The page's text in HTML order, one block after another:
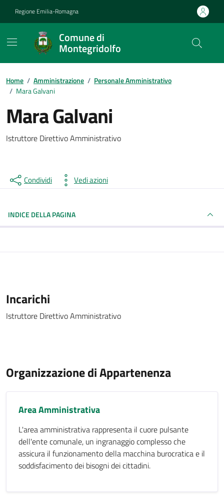
Regione Emilia-Romagna
Comune di
Montegridolfo
Contenuti in evidenza
Home / Amministrazione / Personale Amministrativo
/ Mara Galvani
Mara Galvani
Istruttore Direttivo Amministrativo
Condividi Vedi azioni
INDICE DELLA PAGINA
Incarichi
Istruttore Direttivo Amministrativo
Organizzazione di Appartenenza
Area Amministrativa
L'area amministrativa rappresenta il cuore pulsante
dell'ente comunale, un ingranaggio complesso che
assicura il funzionamento della macchina burocratica e il
soddisfacimento dei bisogni dei cittadini.